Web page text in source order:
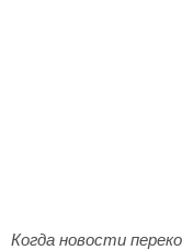
Когда новости